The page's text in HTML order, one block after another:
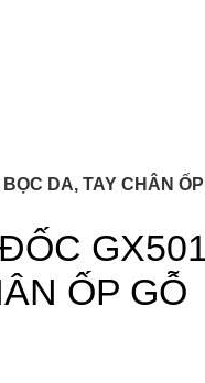
DA, TAY CHÂN
ỐP GỖ